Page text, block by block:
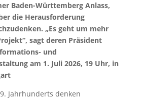
Baden-Württemberg Anlass,
die Herausforderung
„Es geht um mehr
sagt deren Präsident
und
am 1. Juli 2026, 19 Uhr, in
Jahrhunderts denken